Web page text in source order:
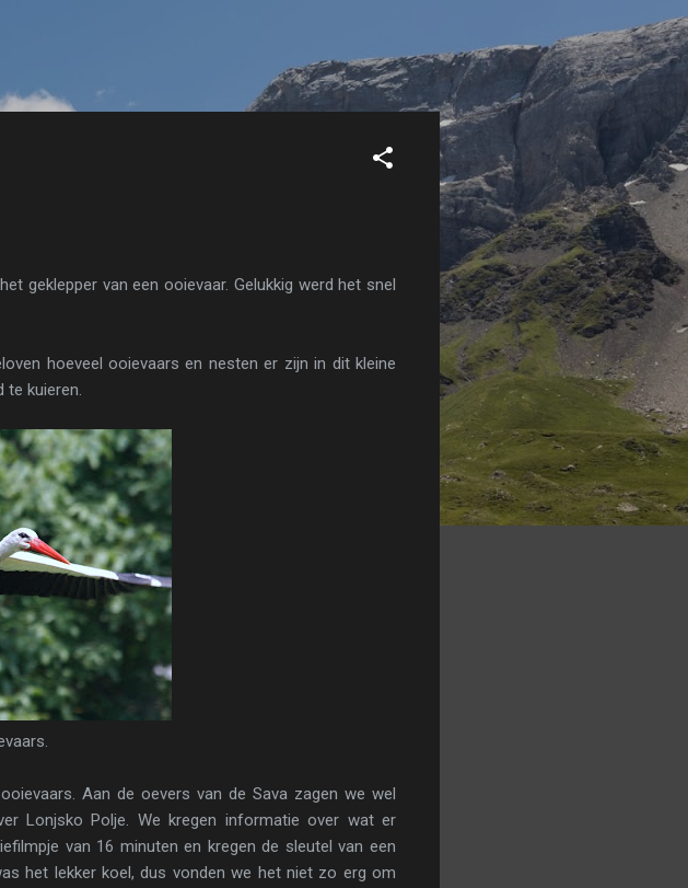
geklepper van een ooievaar. Gelukkig werd het snel
hoeveel ooievaars en nesten er zijn in dit kleine
kuieren.
Aan de oevers van de Sava zagen we wel
Lonjsko Polje. We kregen informatie over wat er
van 16 minuten en kregen de sleutel van een
het lekker koel, dus vonden we het niet zo erg om